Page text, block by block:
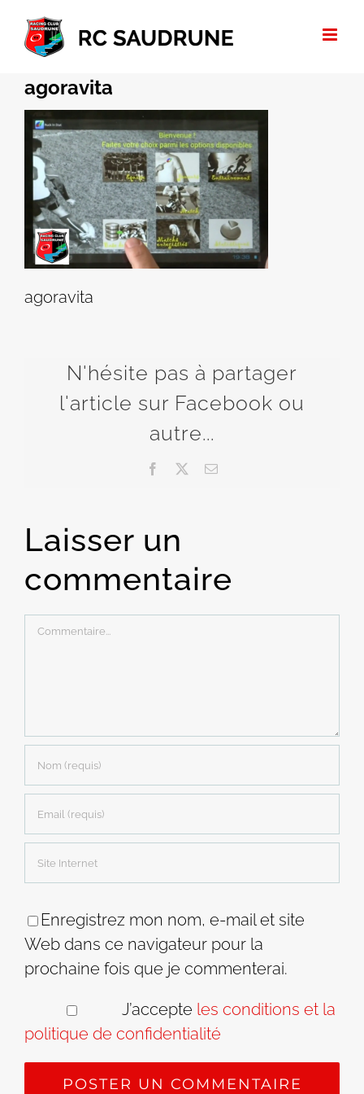
Passer
contenu
agoravita
agoravita
N'hésite pas à partager
l'article sur Facebook ou
autre...
Facebook Email
Laisser un
commentaire
Commentaire
Enregistrez mon nom, e-mail et site
Web dans ce navigateur pour la
prochaine fois que je commenterai.
J’accepte les conditions et la
politique de confidentialité